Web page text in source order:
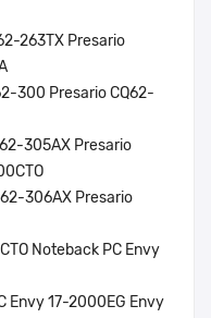
263TX Presario
300 Presario CQ62-
305AX Presario
306AX Presario
Noteback PC Envy
Envy 17-2000EG Envy